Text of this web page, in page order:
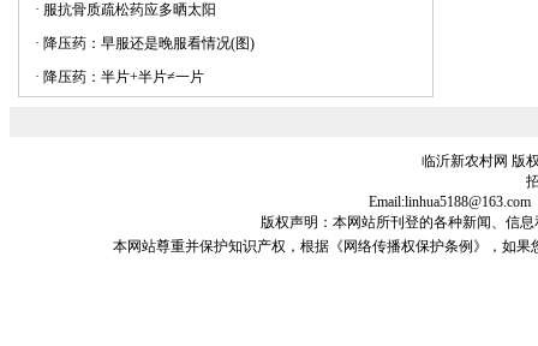
· 服抗骨质疏松药应多晒太阳
· 降压药：早服还是晚服看情况(图)
· 降压药：半片+半片≠一片
临沂新农村网 版
版权声明：本网站所刊登的各种新闻、信息
本网站尊重并保护知识产权，根据《网络传播权保护条例》，如